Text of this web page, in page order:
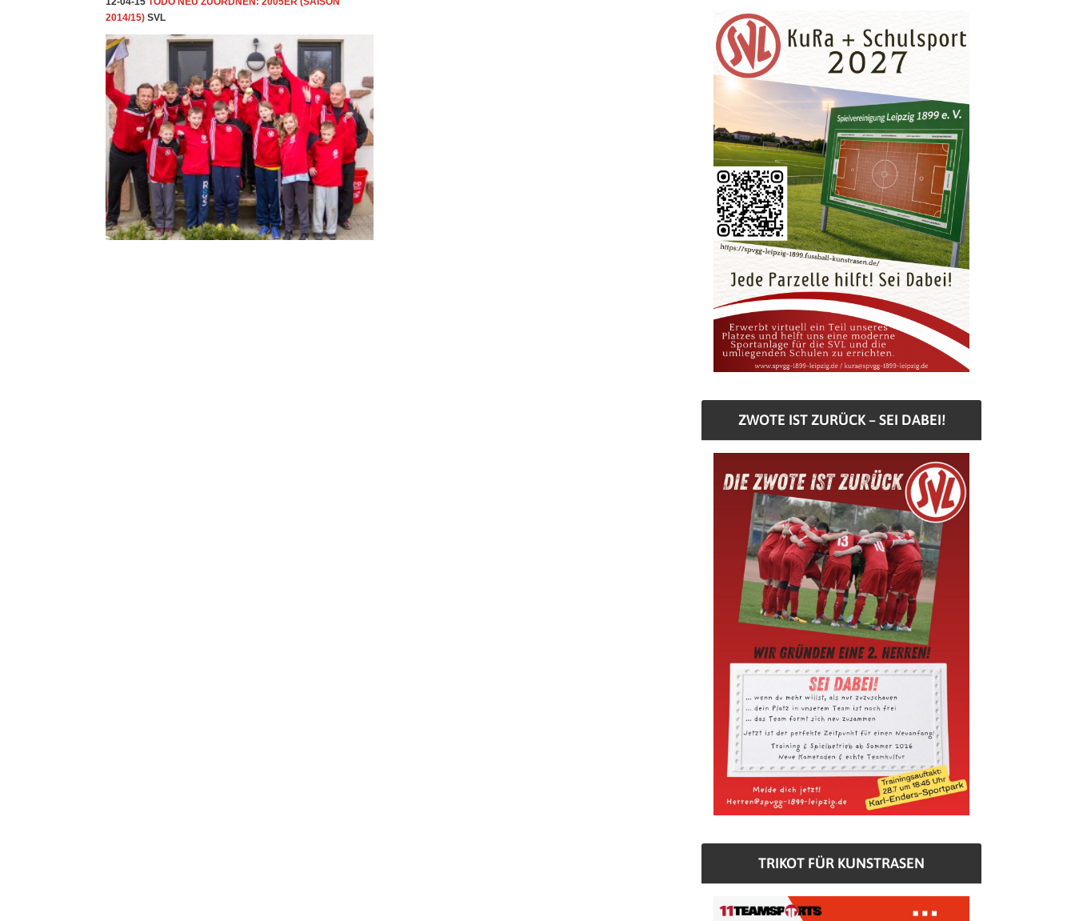
2014/15) SVL
ZWOTE IST ZURÜCK – SEI DABEI!
TRIKOT FÜR KUNSTRASEN